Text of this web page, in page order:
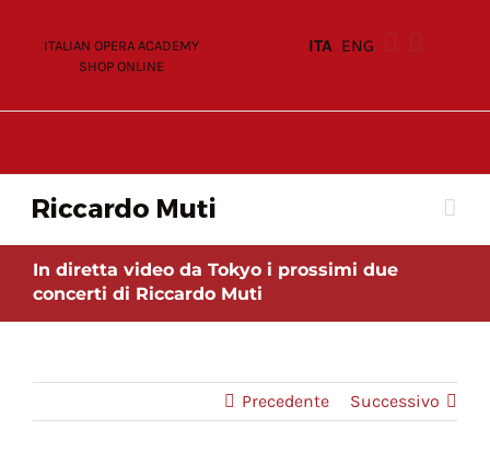
ITALIAN OPERA ACADEMY
SHOP ONLINE
ITA ENG
In diretta video da Tokyo i prossimi due
concerti di Riccardo Muti
Precedente Successivo